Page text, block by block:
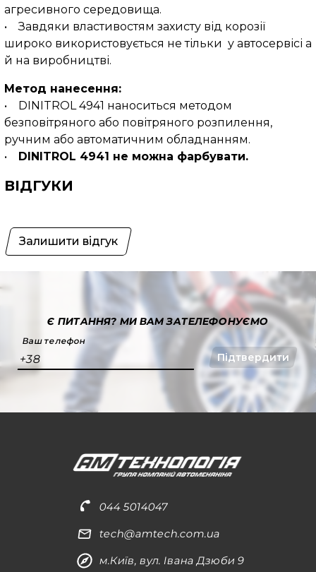
агресивного середовища.
• Завдяки властивостям захисту від корозії
широко використовується не тільки у автосервісі а
й на виробництві.
Метод нанесення:
• DINITROL 4941 наноситься методом
безповітряного або повітряного розпилення,
ручним або автоматичним обладнанням.
• DINITROL 4941 не можна фарбувати.
ВІДГУКИ
Залишити відгук
Є ПИТАННЯ?МИ ВАМ ЗАТЕЛЕФОНУЄМО
Ваш телефон
+38 Підтвердити
044 5014047
tech@amtech.com.ua
м.Київ, вул. Івана Дзюби 9